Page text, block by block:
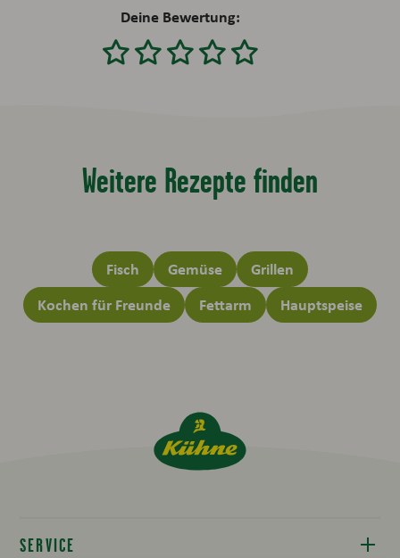
Deine Bewertung:
Weitere Rezepte finden
Fisch Gemüse
Grillen
Kochen für Freunde
Fettarm Hauptspeise
SERVICE